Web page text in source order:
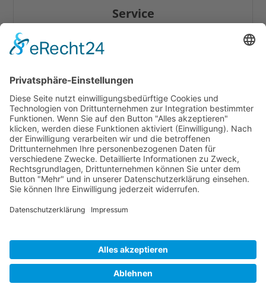
Service
Online-Katalog
Mehr Infos zum Thema Tapetentüren
Anleitungen
Copyright 2026. All Rights Reserved.